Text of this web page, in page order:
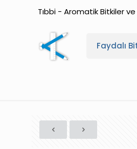
Tıbbi - Aromatik Bitkiler
Faydalı